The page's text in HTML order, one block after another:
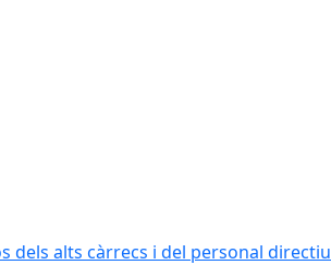
dels alts càrrecs i del personal directiu